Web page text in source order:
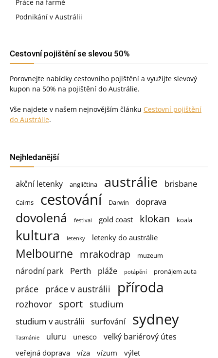
Práce na farmě
Podnikání v Austrálii
Cestovní pojištění se slevou 50%
Porovnejte nabídky cestovního pojištění a využijte slevový
kupon na 50% na pojištění do Austrálie.
Vše najdete v našem nejnovějším článku Cestovní pojištění
do Austrálie.
Nejhledanější
akční letenky angličtina austrálie brisbane
Cairns cestování Darwin doprava
dovolená festival gold coast klokan koala
kultura letenky letenky do austrálie
Melbourne mrakodrap muzeum
národní park Perth pláže potápění pronájem auta
práce práce v austrálii příroda
rozhovor sport studium
studium v austrálii surfování sydney
Tasmánie uluru unesco velký bariérový útes
veřejná doprava víza vízum výlet